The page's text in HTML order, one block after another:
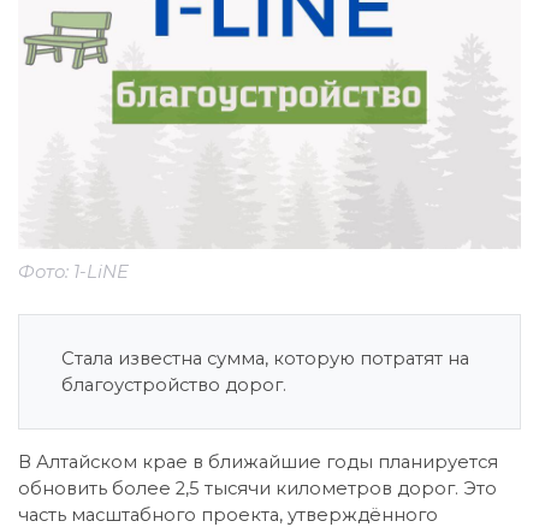
Фото: 1-LiNE
Стала известна сумма, которую потратят на
благоустройство дорог.
В Алтайском крае в ближайшие годы планируется
обновить более 2,5 тысячи километров дорог. Это
часть масштабного проекта, утверждённого